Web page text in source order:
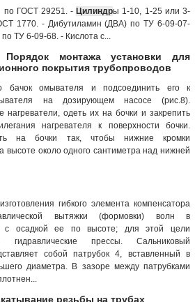
по ГОСТ 29251. -Цилиндры 1-10, 1-25 или 3-
1770. - Дибутиламин (ДВА) по ТУ 6-09-07-
ТУ 6-09-68. - Кислота с...
монтажа установки для
покрытия трубопроводов
бачок омывателя и подсоединить его к
на дозирующем насосе (рис.8).
нагреватели, одеть их на бочки и закрепить
нагревателя к поверхности бочки.
на бочки так, чтобы нижние кромки
высоте около одного сантиметра над нижней
гибкого элемента компенсатора
вытяжки (формовки) волн в
с осадкой ее по высоте; для этой цели
гидравлические прессы. Сальниковый
собой патрубок 4, вставленный в
диаметра. В зазоре между патрубками
резьбы на трубах